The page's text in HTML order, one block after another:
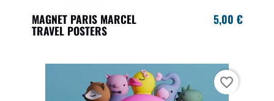
MAGNET PARIS MARCEL
TRAVEL POSTERS
5,00 €
favorite_border